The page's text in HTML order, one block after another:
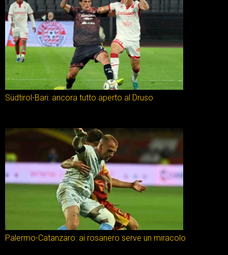
Südtirol-Bari: ancora tutto aperto al Druso
Palermo-Catanzaro: ai rosanero serve un miracolo